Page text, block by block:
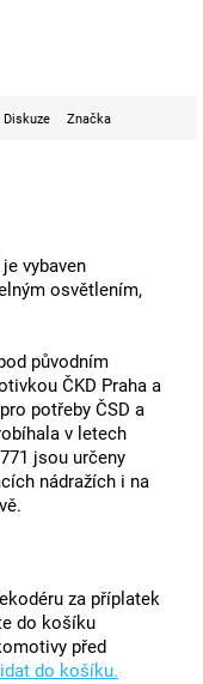
Diskuze Značka
vybaven
osvětlením,
původním
ČKD Praha a
potřeby ČSD a
v letech
jsou určeny
nádražích i na
za příplatek
do košíku
před
do košíku.